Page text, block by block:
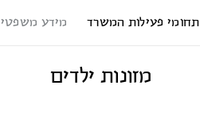
תחומי פעילות המשרד מידע משפטי
מזונות ילדים